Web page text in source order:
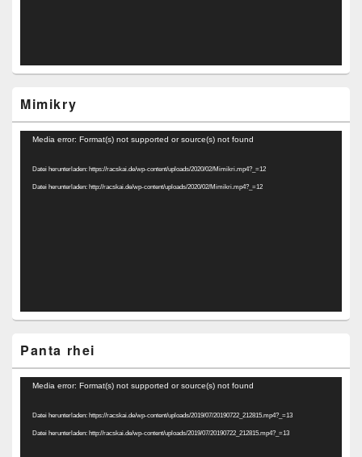
Mimikry
Video-
Media error: Format(s) not supported or source(s) not found
Datei herunterladen: https://racskai.de/wp-content/uploads/2020/02/Mimikri.mp4?_=12
Datei herunterladen: http://racskai.de/wp-content/uploads/2020/02/Mimikri.mp4?_=12
Panta rhei
Video-
Media error: Format(s) not supported or source(s) not found
Datei herunterladen: https://racskai.de/wp-content/uploads/2019/07/20190722_212815.mp4?_=13
Datei herunterladen: http://racskai.de/wp-content/uploads/2019/07/20190722_212815.mp4?_=13